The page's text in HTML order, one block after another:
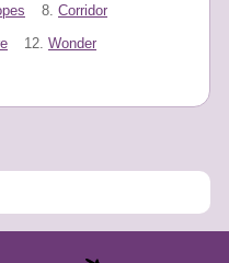
8. Corridor
12. Wonder
Speichern